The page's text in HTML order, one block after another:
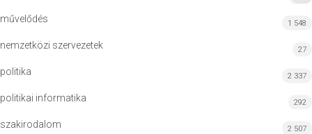
művelődés 1 548
nemzetközi szervezetek 27
politika 2 337
politikai informatika 292
szakirodalom 2 507